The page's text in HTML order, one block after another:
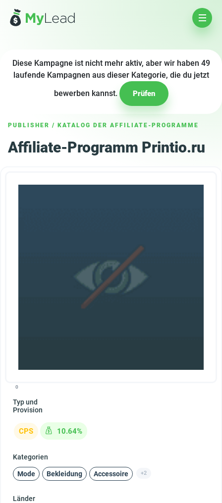
Diese Kampagne ist nicht mehr aktiv, aber wir haben 49
laufende Kampagnen aus dieser Kategorie, die du jetzt
bewerben kannst.
Prüfen
PUBLISHER / KATALOG DER AFFILIATE-PROGRAMME
Affiliate-Programm Printio.ru
0
Typ und
Provision
CPS 10.64%
Kategorien
Mode Bekleidung Accessoire +2
Länder